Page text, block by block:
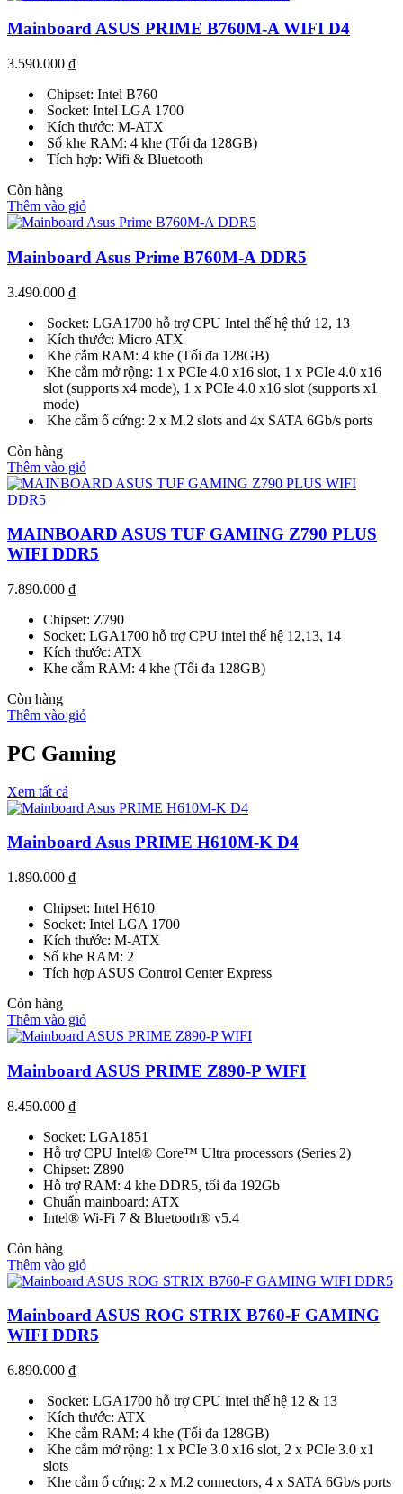
Mainboard ASUS PRIME B760M-A WIFI D4
3.590.000 ₫
Chipset: Intel B760
Socket: Intel LGA 1700
Kích thước: M-ATX
Số khe RAM: 4 khe (Tối đa 128GB)
Tích hợp: Wifi & Bluetooth
Còn hàng
Thêm vào giỏ
Mainboard Asus Prime B760M-A DDR5
3.490.000 ₫
Socket: LGA1700 hỗ trợ CPU Intel thế hệ thứ 12, 13
Kích thước: Micro ATX
Khe cắm RAM: 4 khe (Tối đa 128GB)
Khe cắm mở rộng: 1 x PCIe 4.0 x16 slot, 1 x PCIe 4.0 x16
slot (supports x4 mode), 1 x PCIe 4.0 x16 slot (supports x1
mode)
Khe cắm ổ cứng: 2 x M.2 slots and 4x SATA 6Gb/s ports
Còn hàng
Thêm vào giỏ
MAINBOARD ASUS TUF GAMING Z790 PLUS
WIFI DDR5
7.890.000 ₫
Chipset: Z790
Socket: LGA1700 hỗ trợ CPU intel thế hệ 12,13, 14
Kích thước: ATX
Khe cắm RAM: 4 khe (Tối đa 128GB)
Còn hàng
Thêm vào giỏ
PC Gaming
Xem tất cả
Mainboard Asus PRIME H610M-K D4
1.890.000 ₫
Chipset: Intel H610
Socket: Intel LGA 1700
Kích thước: M-ATX
Số khe RAM: 2
Tích hợp ASUS Control Center Express
Còn hàng
Thêm vào giỏ
Mainboard ASUS PRIME Z890-P WIFI
8.450.000 ₫
Socket: LGA1851
Hỗ trợ CPU Intel® Core™ Ultra processors (Series 2)
Chipset: Z890
Hỗ trợ RAM: 4 khe DDR5, tối đa 192Gb
Chuẩn mainboard: ATX
Intel® Wi-Fi 7 & Bluetooth® v5.4
Còn hàng
Thêm vào giỏ
Mainboard ASUS ROG STRIX B760-F GAMING
WIFI DDR5
6.890.000 ₫
Socket: LGA1700 hỗ trợ CPU intel thế hệ 12 & 13
Kích thước: ATX
Khe cắm RAM: 4 khe (Tối đa 128GB)
Khe cắm mở rộng: 1 x PCIe 3.0 x16 slot, 2 x PCIe 3.0 x1
slots
Khe cắm ổ cứng: 2 x M.2 connectors, 4 x SATA 6Gb/s ports